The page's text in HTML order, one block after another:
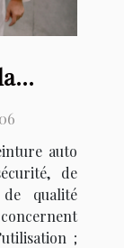
auto
de
qualité
;